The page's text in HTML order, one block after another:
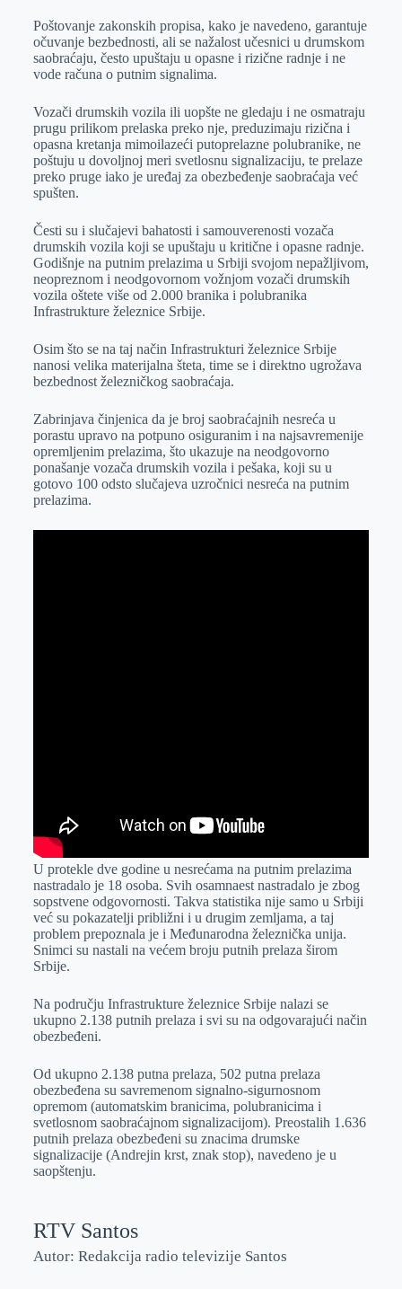
Poštovanje zakonskih propisa, kako je navedeno, garantuje
očuvanje bezbednosti, ali se nažalost učesnici u drumskom
saobraćaju, često upuštaju u opasne i rizične radnje i ne
vode računa o putnim signalima.
Vozači drumskih vozila ili uopšte ne gledaju i ne osmatraju
prugu prilikom prelaska preko nje, preduzimaju rizična i
opasna kretanja mimoilazeći putoprelazne polubranike, ne
poštuju u dovoljnoj meri svetlosnu signalizaciju, te prelaze
preko pruge iako je uređaj za obezbeđenje saobraćaja već
spušten.
Česti su i slučajevi bahatosti i samouverenosti vozača
drumskih vozila koji se upuštaju u kritične i opasne radnje.
Godišnje na putnim prelazima u Srbiji svojom nepažljivom,
neopreznom i neodgovornom vožnjom vozači drumskih
vozila oštete više od 2.000 branika i polubranika
Infrastrukture železnice Srbije.
Osim što se na taj način Infrastrukturi železnice Srbije
nanosi velika materijalna šteta, time se i direktno ugrožava
bezbednost železničkog saobraćaja.
Zabrinjava činjenica da je broj saobraćajnih nesreća u
porastu upravo na potpuno osiguranim i na najsavremenije
opremljenim prelazima, što ukazuje na neodgovorno
ponašanje vozača drumskih vozila i pešaka, koji su u
gotovo 100 odsto slučajeva uzročnici nesreća na putnim
prelazima.
U protekle dve godine u nesrećama na putnim prelazima
nastradalo je 18 osoba. Svih osamnaest nastradalo je zbog
sopstvene odgovornosti. Takva statistika nije samo u Srbiji
već su pokazatelji približni i u drugim zemljama, a taj
problem prepoznala je i Međunarodna železnička unija.
Snimci su nastali na većem broju putnih prelaza širom
Srbije.
Na području Infrastrukture železnice Srbije nalazi se
ukupno 2.138 putnih prelaza i svi su na odgovarajući način
obezbeđeni.
Od ukupno 2.138 putna prelaza, 502 putna prelaza
obezbeđena su savremenom signalno-sigurnosnom
opremom (automatskim branicima, polubranicima i
svetlosnom saobraćajnom signalizacijom). Preostalih 1.636
putnih prelaza obezbeđeni su znacima drumske
signalizacije (Andrejin krst, znak stop), navedeno je u
saopštenju.
RTV Santos
Autor: Redakcija radio televizije Santos